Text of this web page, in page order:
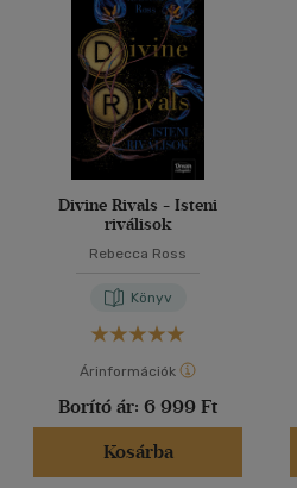
Divine Rivals - Isteni
riválisok
Rebecca Ross
Könyv
Árinformációk
Borító ár: 6 999 Ft
Kosárba